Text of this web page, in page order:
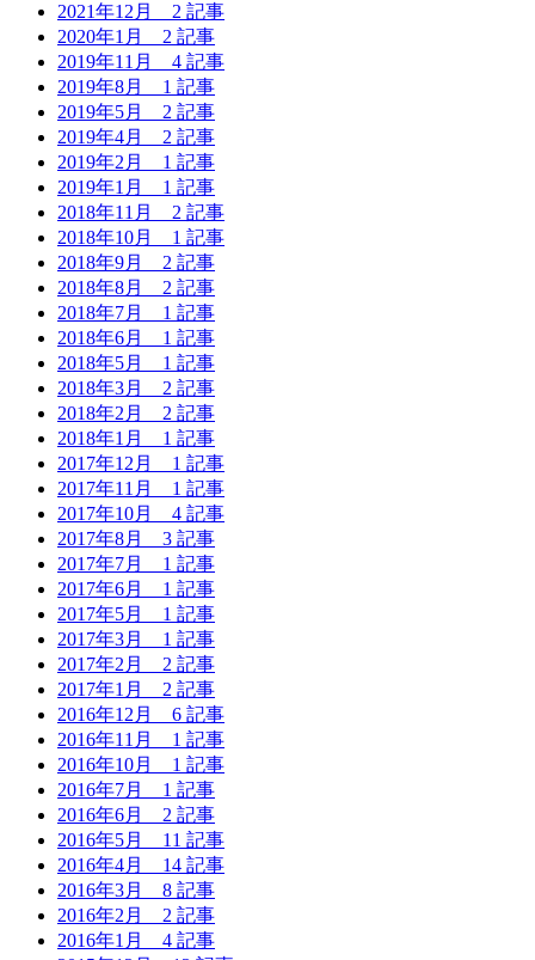
2021年12月 2 記事
2020年1月 2 記事
2019年11月 4 記事
2019年8月 1 記事
2019年5月 2 記事
2019年4月 2 記事
2019年2月 1 記事
2019年1月 1 記事
2018年11月 2 記事
2018年10月 1 記事
2018年9月 2 記事
2018年8月 2 記事
2018年7月 1 記事
2018年6月 1 記事
2018年5月 1 記事
2018年3月 2 記事
2018年2月 2 記事
2018年1月 1 記事
2017年12月 1 記事
2017年11月 1 記事
2017年10月 4 記事
2017年8月 3 記事
2017年7月 1 記事
2017年6月 1 記事
2017年5月 1 記事
2017年3月 1 記事
2017年2月 2 記事
2017年1月 2 記事
2016年12月 6 記事
2016年11月 1 記事
2016年10月 1 記事
2016年7月 1 記事
2016年6月 2 記事
2016年5月 11 記事
2016年4月 14 記事
2016年3月 8 記事
2016年2月 2 記事
2016年1月 4 記事